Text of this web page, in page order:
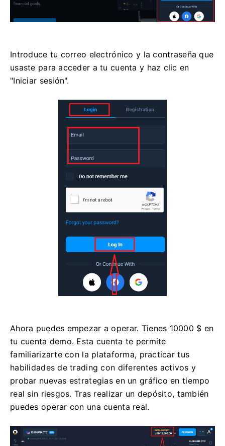
Introduce tu correo electrónico y la contraseña que
usaste para acceder a tu cuenta y haz clic en
"Iniciar sesión".
Ahora puedes empezar a operar. Tienes 10000 $ en
tu cuenta demo. Esta cuenta te permite
familiarizarte con la plataforma, practicar tus
habilidades de trading con diferentes activos y
probar nuevas estrategias en un gráfico en tiempo
real sin riesgos. Tras realizar un depósito, también
puedes operar con una cuenta real.